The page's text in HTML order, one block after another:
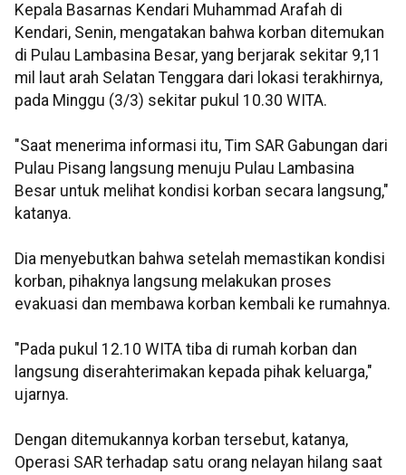
Kepala Basarnas Kendari Muhammad Arafah di
Kendari, Senin, mengatakan bahwa korban ditemukan
di Pulau Lambasina Besar, yang berjarak sekitar 9,11
mil laut arah Selatan Tenggara dari lokasi terakhirnya,
pada Minggu (3/3) sekitar pukul 10.30 WITA.
"Saat menerima informasi itu, Tim SAR Gabungan dari
Pulau Pisang langsung menuju Pulau Lambasina
Besar untuk melihat kondisi korban secara langsung,"
katanya.
Dia menyebutkan bahwa setelah memastikan kondisi
korban, pihaknya langsung melakukan proses
evakuasi dan membawa korban kembali ke rumahnya.
"Pada pukul 12.10 WITA tiba di rumah korban dan
langsung diserahterimakan kepada pihak keluarga,"
ujarnya.
Dengan ditemukannya korban tersebut, katanya,
Operasi SAR terhadap satu orang nelayan hilang saat